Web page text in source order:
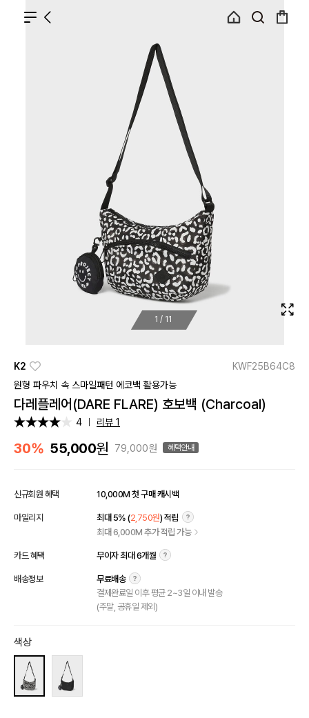
1 / 11
K2
KWF25B64C8
원형 파우치 속 스마일패턴 에코백 활용가능
다레플레어(DARE FLARE) 호보백 (Charcoal)
4 리뷰 1
30% 55,000원 79,000원 혜택안내
신규회원 혜택 10,000M 첫 구매 캐시백
마일리지 최대 5% (2,750원) 적립
최대 6,000M 추가 적립 가능
카드 혜택 무이자 최대 6개월
배송정보
무료배송
결제완료일 이후 평균 2~3일 이내 발송
(주말, 공휴일 제외)
색상